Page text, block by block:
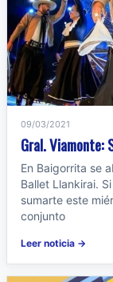
09/03/2021
Gral. Viamonte:
En Baigorrita se
Ballet Llankirai.
sumarte este
conjunto
Leer noticia →